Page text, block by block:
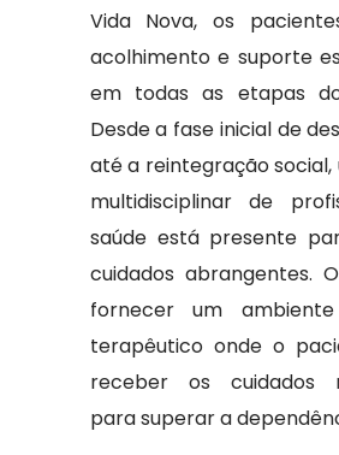
Vida Nova, os
acolhimento e suporte
em todas as etapas
Desde a fase inicial de
até a reintegração social,
multidisciplinar de
saúde está presente
cuidados abrangentes.
fornecer um
terapêutico onde o
receber os cuidados
para superar a